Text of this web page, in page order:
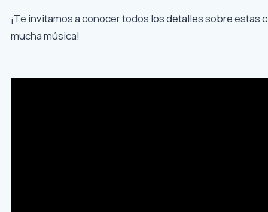
¡Te invitamos a conocer todos los detalles sobre estas
mucha música!